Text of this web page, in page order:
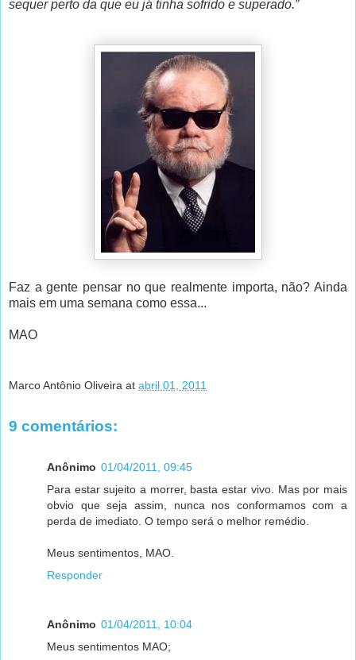
sequer perto da que eu já tinha sofrido e superado.”
Faz a gente pensar no que realmente importa, não? Ainda
mais em uma semana como essa...
MAO
Marco Antônio Oliveira at abril 01, 2011
9 comentários:
Anônimo 01/04/2011, 09:45
Para estar sujeito a morrer, basta estar vivo. Mas por mais
obvio que seja assim, nunca nos conformamos com a
perda de imediato. O tempo será o melhor remédio.
Meus sentimentos, MAO.
Responder
Anônimo 01/04/2011, 10:04
Meus sentimentos MAO;